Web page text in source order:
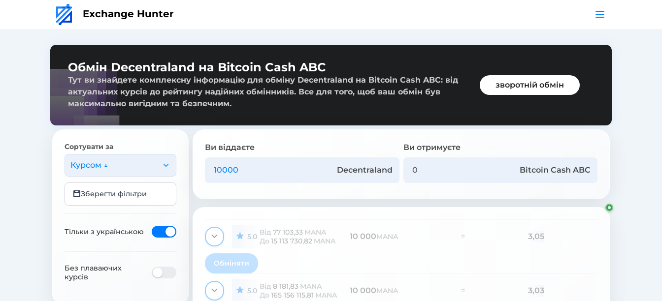
Exchange Hunter
Обмін Decentraland на Bitcoin Cash ABC
Тут ви знайдете комплексну інформацію для обміну Decentraland на Bitcoin Cash ABC: від
актуальних курсів до рейтингу надійних обмінників. Все для того, щоб ваш обмін був
максимально вигідним та безпечним.
зворотній обмін
Сортувати за
Курсом ↓
Зберегти фільтри
Тільки з українською
Без плаваючих
курсів
Ви віддаєте
Decentraland
Ви отримуєте
Bitcoin Cash ABC
5.0 Від 77 103,33 MANA
До 15 113 730,82 MANA 10 000MANA = 3,05
Обміняти
5.0 Від 8 181,83 MANA
До 165 156 115,81 MANA 10 000MANA = 3,03